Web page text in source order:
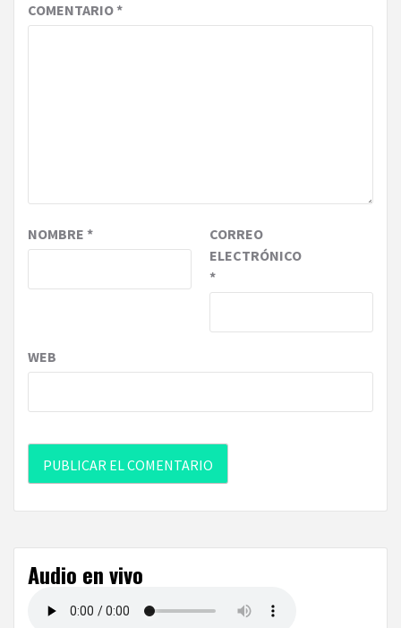
COMENTARIO*
NOMBRE *
CORREO
ELECTRÓNICO
*
WEB
Audio en vivo